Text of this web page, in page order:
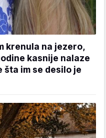
krenula na jezero,
kasnije nalaze
šta im se desilo je